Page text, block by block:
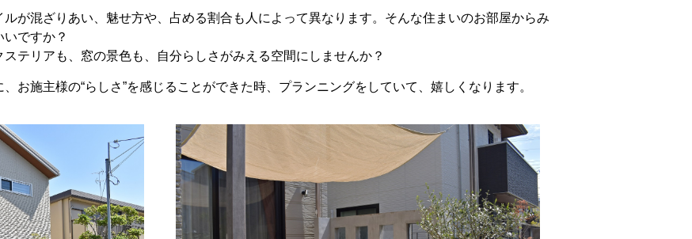
が混ざりあい、魅せ方や、占める割合も人によって異なります。そんな住まいのお部屋からみ
ですか？
テリアも、窓の景色も、自分らしさがみえる空間にしませんか？
お施主様の“らしさ”を感じることができた時、プランニングをしていて、嬉しくなります。